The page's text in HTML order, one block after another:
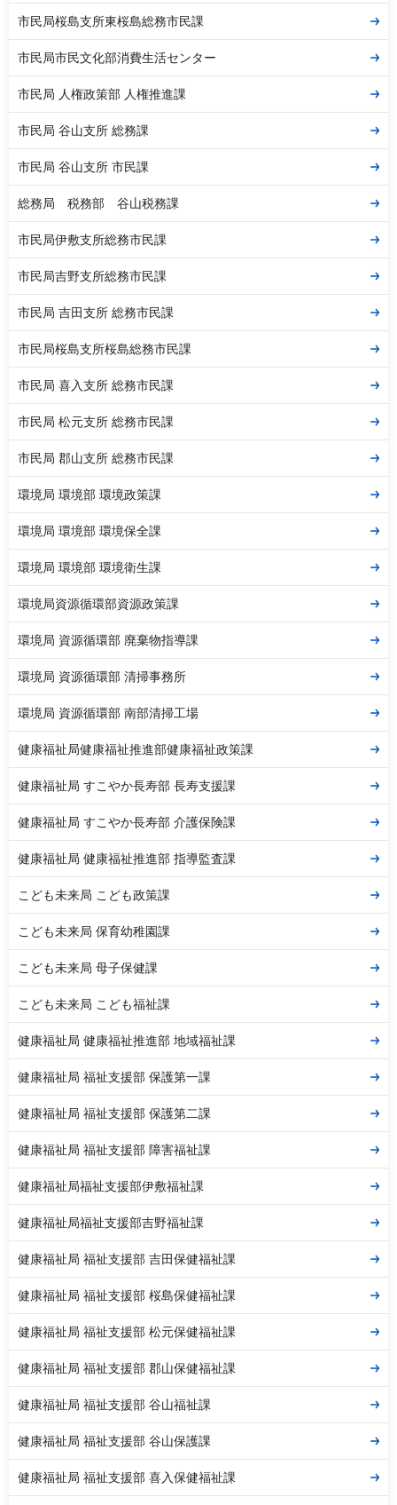
市民局桜島支所東桜島総務市民課
市民局市民文化部消費生活センター
市民局 人権政策部 人権推進課
市民局 谷山支所 総務課
市民局 谷山支所 市民課
総務局 税務部 谷山税務課
市民局伊敷支所総務市民課
市民局吉野支所総務市民課
市民局 吉田支所 総務市民課
市民局桜島支所桜島総務市民課
市民局 喜入支所 総務市民課
市民局 松元支所 総務市民課
市民局 郡山支所 総務市民課
環境局 環境部 環境政策課
環境局 環境部 環境保全課
環境局 環境部 環境衛生課
環境局資源循環部資源政策課
環境局 資源循環部 廃棄物指導課
環境局 資源循環部 清掃事務所
環境局 資源循環部 南部清掃工場
健康福祉局健康福祉推進部健康福祉政策課
健康福祉局 すこやか長寿部 長寿支援課
健康福祉局 すこやか長寿部 介護保険課
健康福祉局 健康福祉推進部 指導監査課
こども未来局 こども政策課
こども未来局 保育幼稚園課
こども未来局 母子保健課
こども未来局 こども福祉課
健康福祉局 健康福祉推進部 地域福祉課
健康福祉局 福祉支援部 保護第一課
健康福祉局 福祉支援部 保護第二課
健康福祉局 福祉支援部 障害福祉課
健康福祉局福祉支援部伊敷福祉課
健康福祉局福祉支援部吉野福祉課
健康福祉局 福祉支援部 吉田保健福祉課
健康福祉局 福祉支援部 桜島保健福祉課
健康福祉局 福祉支援部 松元保健福祉課
健康福祉局 福祉支援部 郡山保健福祉課
健康福祉局 福祉支援部 谷山福祉課
健康福祉局 福祉支援部 谷山保護課
健康福祉局 福祉支援部 喜入保健福祉課